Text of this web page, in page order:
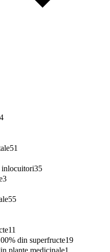
51
35
3
55
11
din superfructe19